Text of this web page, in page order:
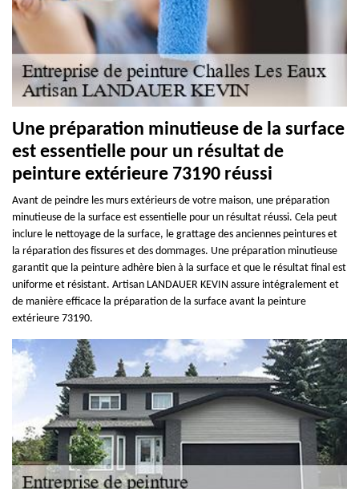
Une préparation minutieuse de la surface
est essentielle pour un résultat de
peinture extérieure 73190 réussi
Avant de peindre les murs extérieurs de votre maison, une préparation
minutieuse de la surface est essentielle pour un résultat réussi. Cela peut
inclure le nettoyage de la surface, le grattage des anciennes peintures et
la réparation des fissures et des dommages. Une préparation minutieuse
garantit que la peinture adhère bien à la surface et que le résultat final est
uniforme et résistant. Artisan LANDAUER KEVIN assure intégralement et
de manière efficace la préparation de la surface avant la peinture
extérieure 73190.